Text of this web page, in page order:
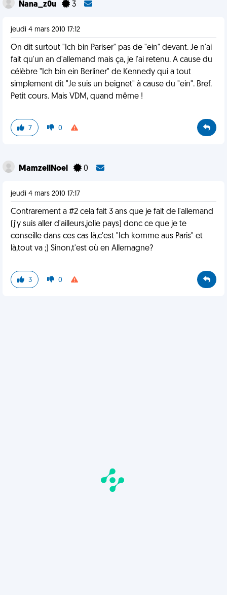
Nana_z0u 3
jeudi 4 mars 2010 17:12
On dit surtout "Ich bin Pariser" pas de "ein" devant. Je n'ai
fait qu'un an d'allemand mais ça, je l'ai retenu. A cause du
célèbre "Ich bin ein Berliner" de Kennedy qui a tout
simplement dit "Je suis un beignet" à cause du "ein". Bref.
Petit cours. Mais VDM, quand même !
7 0
MamzellNoel 0
jeudi 4 mars 2010 17:17
Contrarement a #2 cela fait 3 ans que je fait de l'allemand
(j'y suis aller d'ailleurs,jolie pays) donc ce que je te
conseille dans ces cas là,c'est "Ich komme aus Paris" et
là,tout va ;) Sinon,t'est où en Allemagne?
3 0